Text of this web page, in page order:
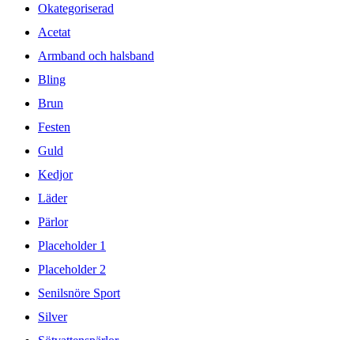
Okategoriserad
Acetat
Armband och halsband
Bling
Brun
Festen
Guld
Kedjor
Läder
Pärlor
Placeholder 1
Placeholder 2
Senilsnöre Sport
Silver